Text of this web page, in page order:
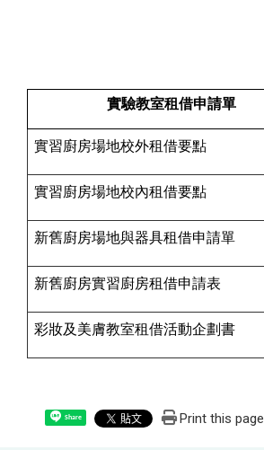
實驗教室租借申請單
實習廚房場地校外租借要點
實習廚房場地校內租借要點
新舊廚房場地與器具租借申請單
新舊廚房實習廚房租借申請表
彩妝及美膚教室租借活動企劃書
Share Print this page